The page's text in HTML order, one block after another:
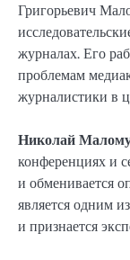
Григорьевич
журналах. Его
проблемам
журналистики в
Николай
конференциях и
и обменивается
является одним
и признается